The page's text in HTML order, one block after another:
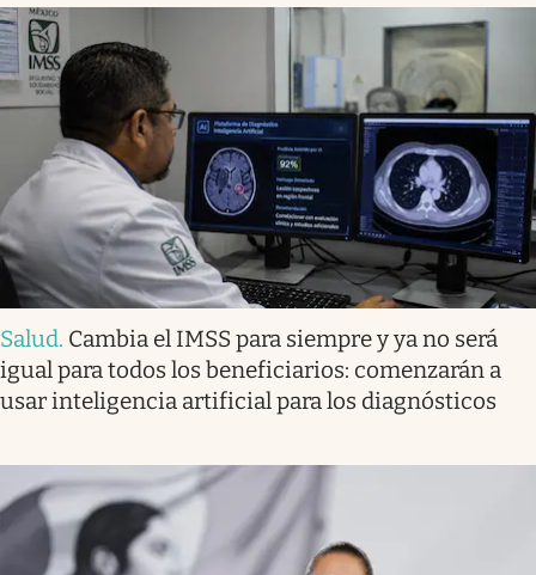
Salud. Cambia el IMSS para siempre y ya no será
igual para todos los beneficiarios: comenzarán a
usar inteligencia artificial para los diagnósticos